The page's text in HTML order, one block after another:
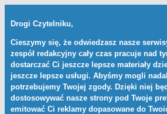
Drogi Czytelniku,
Cieszymy się, że odwiedzasz nasze
zespół redakcyjny cały czas pracuje nad
dostarczać Ci jeszcze lepsze materiały
jeszcze lepsze usługi. Abyśmy mogli
potrzebujemy Twojej zgody. Dzięki niej
dostosowywać nasze strony pod Twoje
emitować Ci reklamy dopasowane do